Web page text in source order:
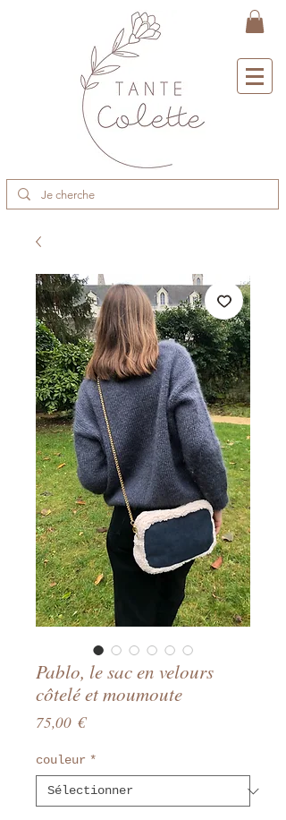
Pablo, le sac en velours
côtelé et moumoute
75,00 €Prix
couleur *